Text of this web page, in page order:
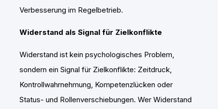
Verbesserung im Regelbetrieb.
Widerstand als Signal für Zielkonflikte
Widerstand ist kein psychologisches Problem,
sondern ein Signal für Zielkonflikte: Zeitdruck,
Kontrollwahrnehmung, Kompetenzlücken oder
Status- und Rollenverschiebungen. Wer Widerstand